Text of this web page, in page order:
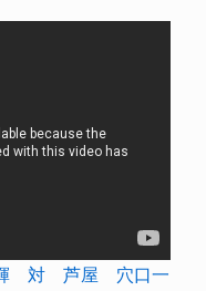
対 芦屋 穴口一